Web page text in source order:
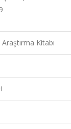
Kitabı